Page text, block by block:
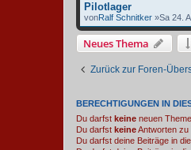
Pilotlager
vonRalf Schnitker »Sa 24.
Neues Thema
Zurück zur Foren-
BERECHTIGUNGEN IN
Du darfst keine neuen
Du darfst keineAntworten zu
Du darfst deine Beiträge in